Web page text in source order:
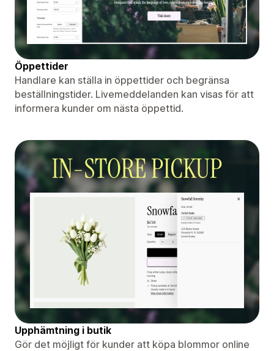
Öppettider
Handlare kan ställa in öppettider och begränsa
beställningstider. Livemeddelanden kan visas för att
informera kunder om nästa öppettid.
Upphämtning i butik
Gör det möjligt för kunder att köpa blommor online